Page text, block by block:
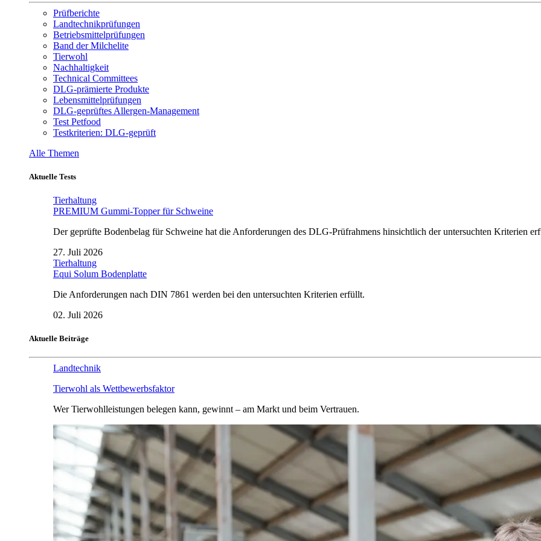
Prüfberichte
Landtechnikprüfungen
Betriebsmittelprüfungen
Band der Milchelite
Tierwohl
Nachhaltigkeit
Technical Committees
DLG-prämierte Produkte
Lebensmittelprüfungen
DLG-geprüftes Allergen-Management
Test Petfood
Testkriterien: DLG-geprüft
Alle Themen
Aktuelle Tests
Tierhaltung
PREMIUM Gummi-Topper für Schweine
Der geprüfte Bodenbelag für Schweine hat die Anforderungen des DLG-Prüfrahmens hinsichtlich der untersuchten Kriterien
27. Juli 2026
Tierhaltung
Equi Solum Bodenplatte
Die Anforderungen nach DIN 7861 werden bei den untersuchten Kriterien erfüllt.
02. Juli 2026
Aktuelle Beiträge
Landtechnik
Tierwohl als Wettbewerbsfaktor
Wer Tierwohlleistungen belegen kann, gewinnt – am Markt und beim Vertrauen.